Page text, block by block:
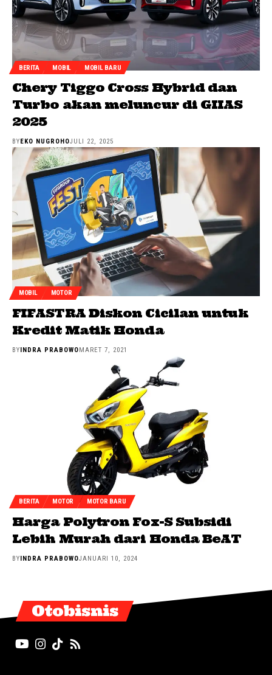
BERITA MOBIL MOBIL BARU
Chery Tiggo Cross Hybrid dan
Turbo akan meluncur di GIIAS
2025
BY EKO NUGROHOJULI 22, 2025
MOBIL MOTOR
FIFASTRA Diskon Cicilan untuk
Kredit Matik Honda
BYINDRA PRABOWOMARET 7, 2021
BERITA MOTOR MOTOR BARU
Harga Polytron Fox-S Subsidi
Lebih Murah dari Honda BeAT
BYINDRA PRABOWOJANUARI 10, 2024
Otobisnis